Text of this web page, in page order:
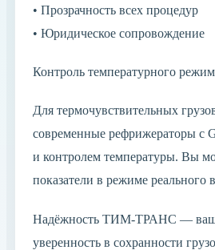
• Прозрачность всех процедур
• Юридическое сопровождение
Контроль температурного
Для термочувствительных
современные рефрижераторы с
и контролем температуры. Вы
показатели в режиме реального
Надёжность ТИМ-ТРАНС —
уверенность в сохранности